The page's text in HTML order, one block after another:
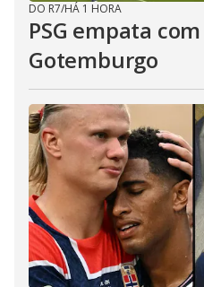
DO R7/HÁ 1 HORA
PSG empata
Gotemburgo